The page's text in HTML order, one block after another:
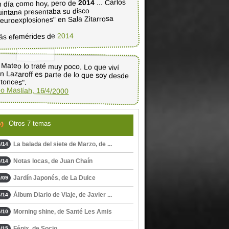
día como hoy, pero de 2014 ... Carlos
presentaba su disco
en Sala Zitarrosa
efemérides de 2014
Mateo lo traté muy poco. Lo que viví
Lazaroff es parte de lo que soy desde
Maslíah, 16/4/2000
Otros 7 temas
14 La balada del siete de Marzo, de ...
14 Notas locas, de Juan Chaín
09 Jardín Japonés, de La Dulce
14 Álbum Diario de Viaje, de Javier ...
10 Morning shine, de Santé Les Amis